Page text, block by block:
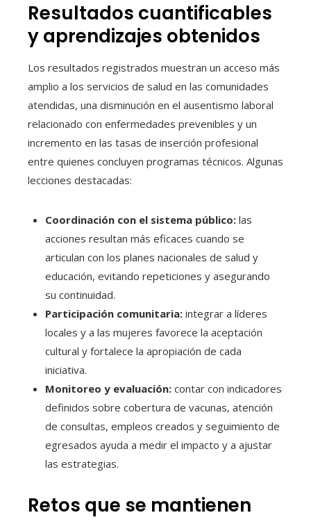
Resultados cuantificables
y aprendizajes obtenidos
Los resultados registrados muestran un acceso más
amplio a los servicios de salud en las comunidades
atendidas, una disminución en el ausentismo laboral
relacionado con enfermedades prevenibles y un
incremento en las tasas de inserción profesional
entre quienes concluyen programas técnicos. Algunas
lecciones destacadas:
Coordinación con el sistema público: las
acciones resultan más eficaces cuando se
articulan con los planes nacionales de salud y
educación, evitando repeticiones y asegurando
su continuidad.
Participación comunitaria: integrar a líderes
locales y a las mujeres favorece la aceptación
cultural y fortalece la apropiación de cada
iniciativa.
Monitoreo y evaluación: contar con indicadores
definidos sobre cobertura de vacunas, atención
de consultas, empleos creados y seguimiento de
egresados ayuda a medir el impacto y a ajustar
las estrategias.
Retos que se mantienen